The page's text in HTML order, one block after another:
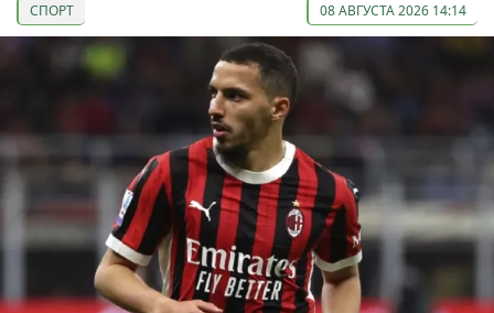
СПОРТ 08 АВГУСТА 2026 14:14